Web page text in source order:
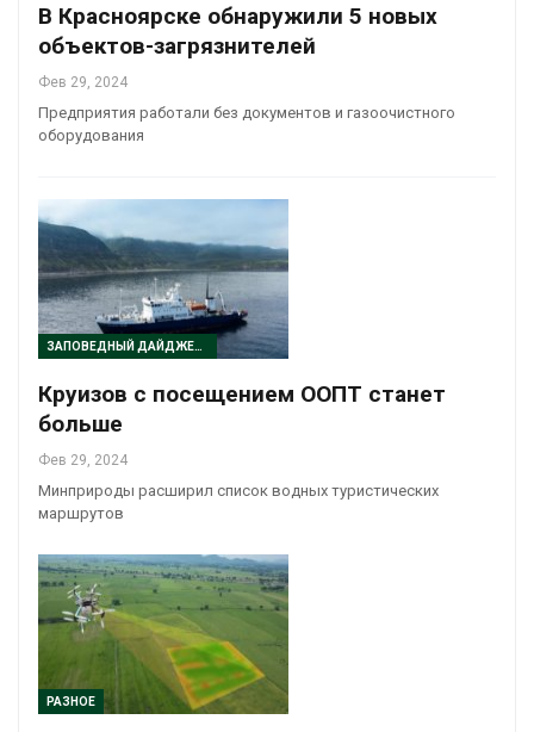
В Красноярске обнаружили 5 новых
объектов-загрязнителей
Фев 29, 2024
Предприятия работали без документов и газоочистного
оборудования
ЗАПОВЕДНЫЙ ДАЙДЖЕСТ
Круизов с посещением ООПТ станет
больше
Фев 29, 2024
Минприроды расширил список водных туристических
маршрутов
РАЗНОЕ